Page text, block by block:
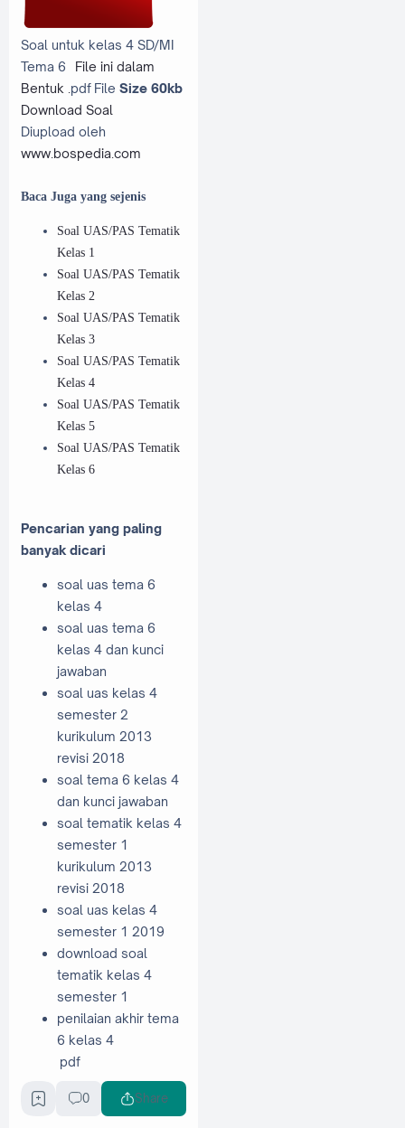
Soal untuk kelas 4 SD/MI
Tema 6
File ini dalam
Bentuk . pdf File Size 60kb
Download Soal
Diupload oleh
www.bospedia.com
Baca Juga yang sejenis
Soal UAS/PAS Tematik
Kelas 1
Soal UAS/PAS Tematik
Kelas 2
Soal UAS/PAS Tematik
Kelas 3
Soal UAS/PAS Tematik
Kelas 4
Soal UAS/PAS Tematik
Kelas 5
Soal UAS/PAS Tematik
Kelas 6
Pencarian yang paling
banyak dicari
soal uas tema 6
kelas 4
soal uas tema 6
kelas 4 dan kunci
jawaban
soal uas kelas 4
semester 2
kurikulum 2013
revisi 2018
soal tema 6 kelas 4
dan kunci jawaban
soal tematik kelas 4
semester 1
kurikulum 2013
revisi 2018
soal uas kelas 4
semester 1 2019
download soal
tematik kelas 4
semester 1
penilaian akhir tema
6 kelas 4
pdf
2018,2019,2020,20
21,2022
0 Share